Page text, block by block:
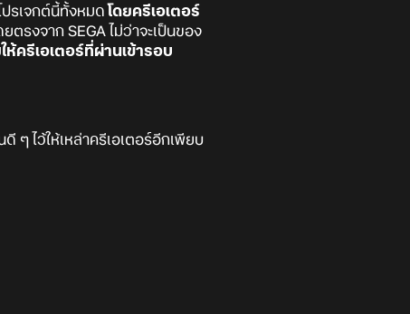
ปรเจกต์นี้ทั้งหมด โดยครีเอเตอร์
ตรงจาก SEGA ไม่ว่าจะเป็นของ
ห้ครีเอเตอร์ที่ผ่านเข้ารอบ
ๆ ไว้ให้เหล่าครีเอเตอร์อีกเพียบ